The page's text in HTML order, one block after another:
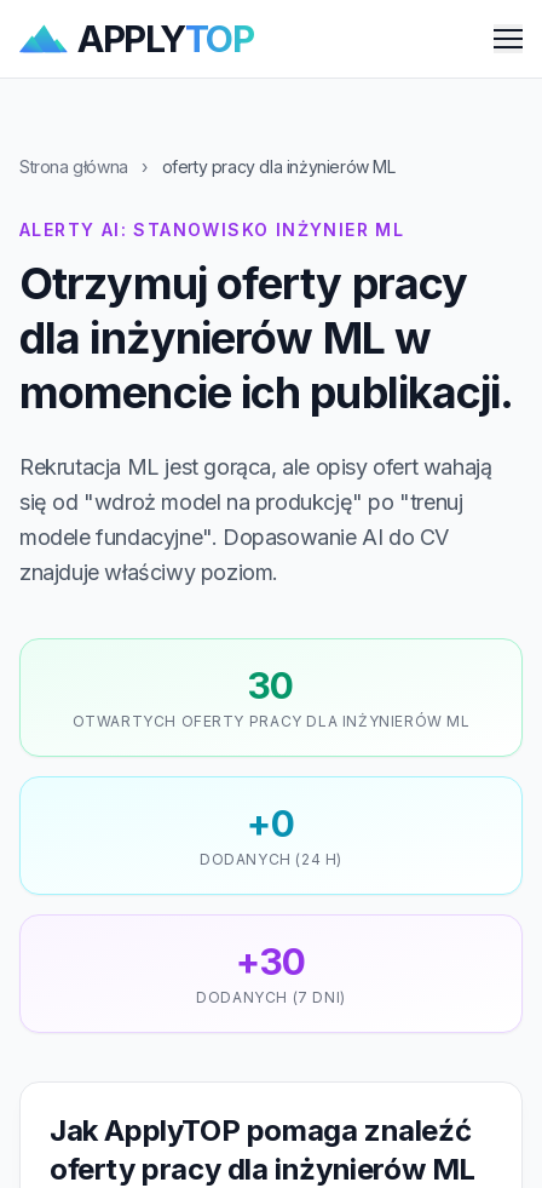
APPLYTOP
Strona główna › oferty pracy dla inżynierów ML
ALERTY AI: STANOWISKO INŻYNIER ML
Otrzymuj oferty pracy
dla inżynierów ML w
momencie ich publikacji.
Rekrutacja ML jest gorąca, ale opisy ofert wahają
się od "wdroż model na produkcję" po "trenuj
modele fundacyjne". Dopasowanie AI do CV
znajduje właściwy poziom.
30
OTWARTYCH OFERTY PRACY DLA INŻYNIERÓW ML
+0
DODANYCH (24 H)
+30
DODANYCH (7 DNI)
Jak ApplyTOP pomaga znaleźć
oferty pracy dla inżynierów ML